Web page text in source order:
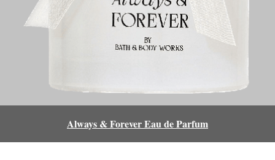
Always & Forever Eau de Parfum